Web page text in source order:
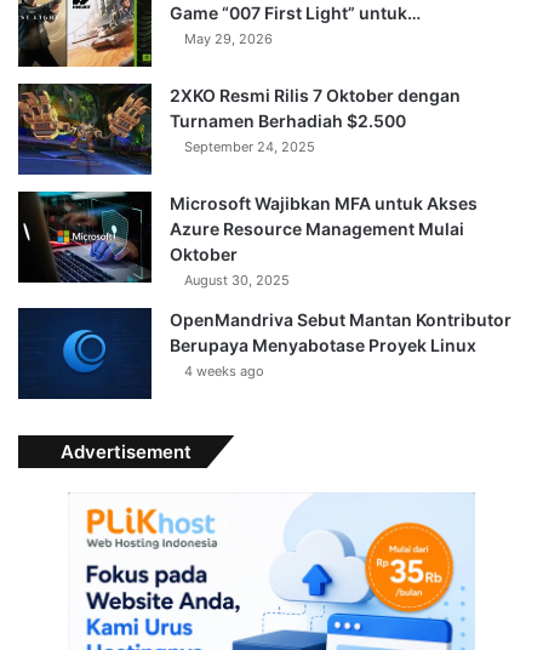
Game “007 First Light” untuk…
May 29, 2026
2XKO Resmi Rilis 7 Oktober dengan
Turnamen Berhadiah $2.500
September 24, 2025
Microsoft Wajibkan MFA untuk Akses
Azure Resource Management Mulai
Oktober
August 30, 2025
OpenMandriva Sebut Mantan Kontributor
Berupaya Menyabotase Proyek Linux
4 weeks ago
Advertisement